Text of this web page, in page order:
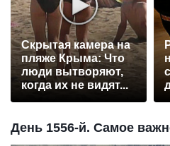
Скрытая камера на
пляже Крыма: Что
люди вытворяют,
когда их не видят...
День 1556-й. Самое